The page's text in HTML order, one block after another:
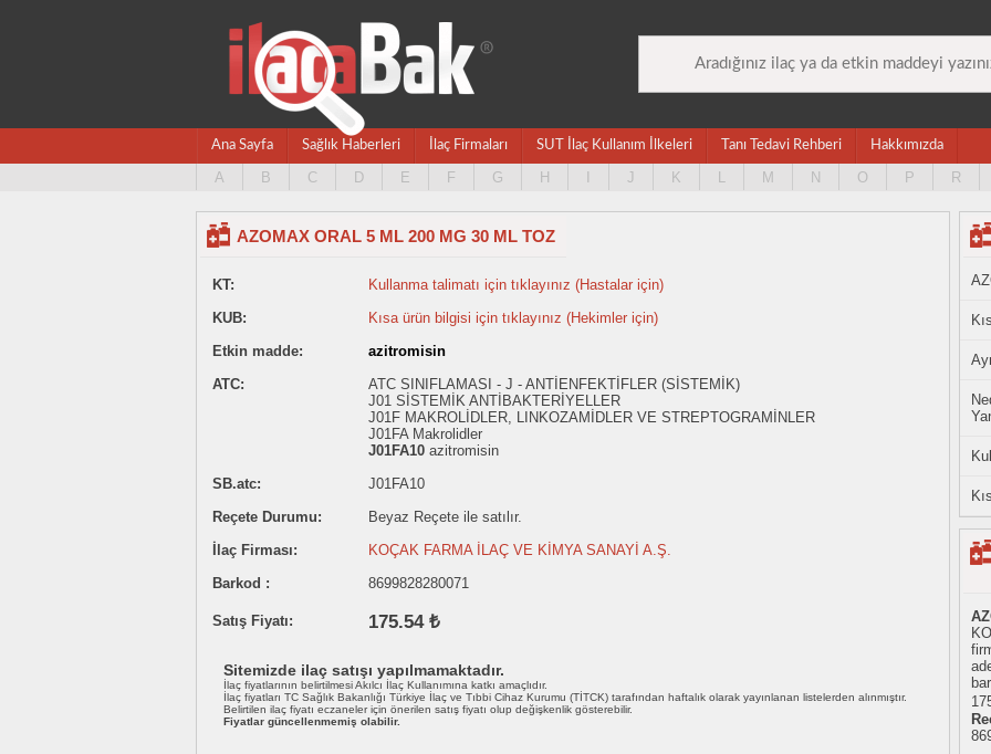
Ana Sayfa Sağlık Haberleri İlaç Firmaları SUT İlaç Kullanım İlkeleri Tanı Tedavi Rehberi Hakkımızda
A B C D E F G H J K L M N O P R
AZOMAX ORAL 5 ML 200 MG 30 ML TOZ
KT:
Kullanma talimatı için tıklayınız (Hastalar için)
KUB:
Kısa ürün bilgisi için tıklayınız (Hekimler için)
Etkin madde:
azitromisin
ATC:
ATC SINIFLAMASI - J - ANTİENFEKTİFLER (SİSTEMİK)
J01 SİSTEMİK ANTİBAKTERİYELLER
J01F MAKROLİDLER, LINKOZAMİDLER VE STREPTOGRAMİNLER
J01FA Makrolidler
J01FA10 azitromisin
SB.atc:
J01FA10
Reçete Durumu:
Beyaz Reçete ile satılır.
İlaç Firması:
KOÇAK FARMA İLAÇ VE KİMYA SANAYİ A.Ş.
Barkod :
8699828280071
Satış Fiyatı: 175.54 ₺
Sitemizde ilaç satışı yapılmamaktadır.
İlaç fiyatlarının belirtilmesi Akılcı İlaç Kullanımına katkı amaçlıdır.
İlaç fiyatları TC Sağlık Bakanlığı Türkiye İlaç ve Tıbbi Cihaz Kurumu (TİTCK) tarafından haftalık olarak yayınlanan listelerden alınmıştır.
Belirtilen ilaç fiyatı eczaneler için önerilen satış fiyatı olup değişkenlik gösterebilir.
Fiyatlar güncellenmemiş olabilir.